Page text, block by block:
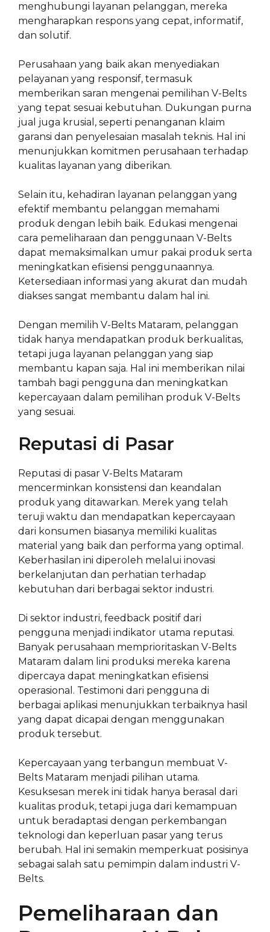
menghubungi layanan pelanggan, mereka
mengharapkan respons yang cepat, informatif,
dan solutif.
Perusahaan yang baik akan menyediakan
pelayanan yang responsif, termasuk
memberikan saran mengenai pemilihan V-Belts
yang tepat sesuai kebutuhan. Dukungan purna
jual juga krusial, seperti penanganan klaim
garansi dan penyelesaian masalah teknis. Hal ini
menunjukkan komitmen perusahaan terhadap
kualitas layanan yang diberikan.
Selain itu, kehadiran layanan pelanggan yang
efektif membantu pelanggan memahami
produk dengan lebih baik. Edukasi mengenai
cara pemeliharaan dan penggunaan V-Belts
dapat memaksimalkan umur pakai produk serta
meningkatkan efisiensi penggunaannya.
Ketersediaan informasi yang akurat dan mudah
diakses sangat membantu dalam hal ini.
Dengan memilih V-Belts Mataram, pelanggan
tidak hanya mendapatkan produk berkualitas,
tetapi juga layanan pelanggan yang siap
membantu kapan saja. Hal ini memberikan nilai
tambah bagi pengguna dan meningkatkan
kepercayaan dalam pemilihan produk V-Belts
yang sesuai.
Reputasi di Pasar
Reputasi di pasar V-Belts Mataram
mencerminkan konsistensi dan keandalan
produk yang ditawarkan. Merek yang telah
teruji waktu dan mendapatkan kepercayaan
dari konsumen biasanya memiliki kualitas
material yang baik dan performa yang optimal.
Keberhasilan ini diperoleh melalui inovasi
berkelanjutan dan perhatian terhadap
kebutuhan dari berbagai sektor industri.
Di sektor industri, feedback positif dari
pengguna menjadi indikator utama reputasi.
Banyak perusahaan memprioritaskan V-Belts
Mataram dalam lini produksi mereka karena
dipercaya dapat meningkatkan efisiensi
operasional. Testimoni dari pengguna di
berbagai aplikasi menunjukkan terbaiknya hasil
yang dapat dicapai dengan menggunakan
produk tersebut.
Kepercayaan yang terbangun membuat V-
Belts Mataram menjadi pilihan utama.
Kesuksesan merek ini tidak hanya berasal dari
kualitas produk, tetapi juga dari kemampuan
untuk beradaptasi dengan perkembangan
teknologi dan keperluan pasar yang terus
berubah. Hal ini semakin memperkuat posisinya
sebagai salah satu pemimpin dalam industri V-
Belts.
Pemeliharaan dan